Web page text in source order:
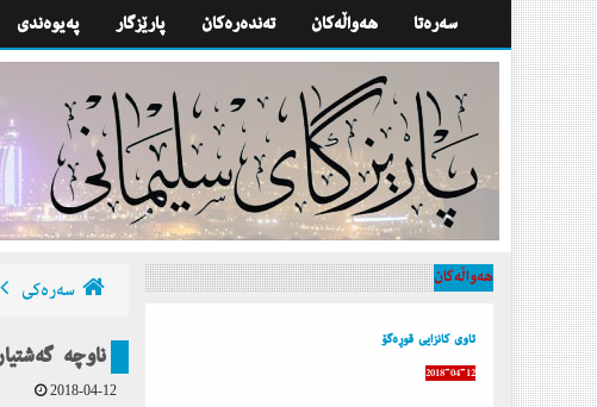
په‌یوه‌ندی پارێزگار تەندەرەكان هه‌واڵه‌كان سه‌ره‌تا
سه‌ره‌كی
ناوچه‌
2018-04-12
هه‌واڵه‌كان
ئاوى كانزایى قوڕه‌گۆ
2018-04-12